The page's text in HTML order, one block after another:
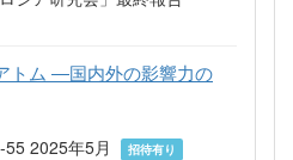
トム ―国内外の影響力の
55 2025年5月
招待有り